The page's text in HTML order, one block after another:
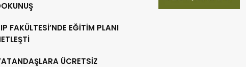
FAKÜLTESİ’NDE EĞİTİM PLANI
ÜCRETSİZ